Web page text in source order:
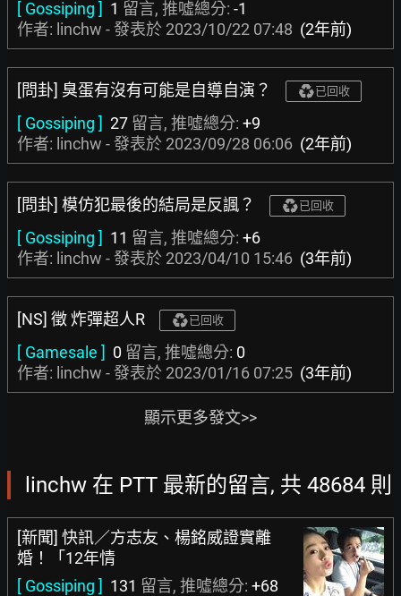
[ Gossiping ] 1 留言, 推噓總分: -1
作者: linchw - 發表於 2023/10/22 07:48 (2年前)
[問卦] 臭蛋有沒有可能是自導自演？ 已回收
[ Gossiping ] 27 留言, 推噓總分: +9
作者: linchw - 發表於 2023/09/28 06:06 (2年前)
[問卦] 模仿犯最後的結局是反諷？ 已回收
[ Gossiping ] 11 留言, 推噓總分: +6
作者: linchw - 發表於 2023/04/10 15:46 (3年前)
[NS] 徵 炸彈超人R 已回收
[ Gamesale ] 0 留言, 推噓總分: 0
作者: linchw - 發表於 2023/01/16 07:25 (3年前)
顯示更多發文>>
linchw 在 PTT 最新的留言, 共 48684 則
[新聞] 快訊／方志友、楊銘威證實離
婚！「12年情
[ Gossiping ] 131 留言, 推噓總分: +68